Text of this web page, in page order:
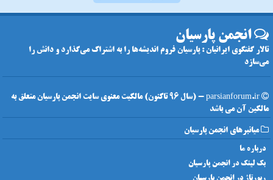
انجمن پارسیان
تالار گفتگوی ایرانیان : پارسیان فروم اندیشه‌ها را به اشتراک می‌گذارد و دانش را
می‌سازد
parsianforum.ir - (سال 96 تاکنون) مالکیت معنوی سایت انجمن پارسیان متعلق به
مالکین آن می باشد
میانبرهای انجمن پارسیان
درباره ما
بک لینک در انجمن پارسیان